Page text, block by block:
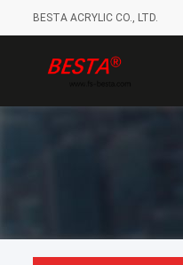
BESTA ACRYLIC CO., LTD.